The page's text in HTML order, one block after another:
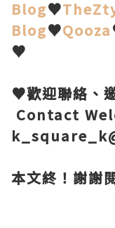
Blog♥
Blog♥Qooza
♥
♥歡迎聯絡、
Contact
本文終！謝謝